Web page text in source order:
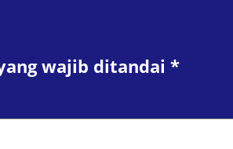
wajib ditandai *